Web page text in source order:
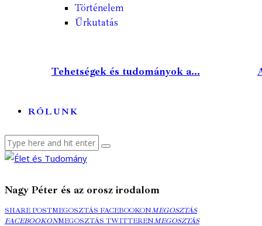
Történelem
Űrkutatás
Tehetségek és tudományok a...
RÓLUNK
Nagy Péter és az orosz irodalom
SHARE POSTMEGOSZTÁS FACEBOOKONMEGOSZTÁS
FACEBOOKONMEGOSZTÁS TWITTERENMEGOSZTÁS